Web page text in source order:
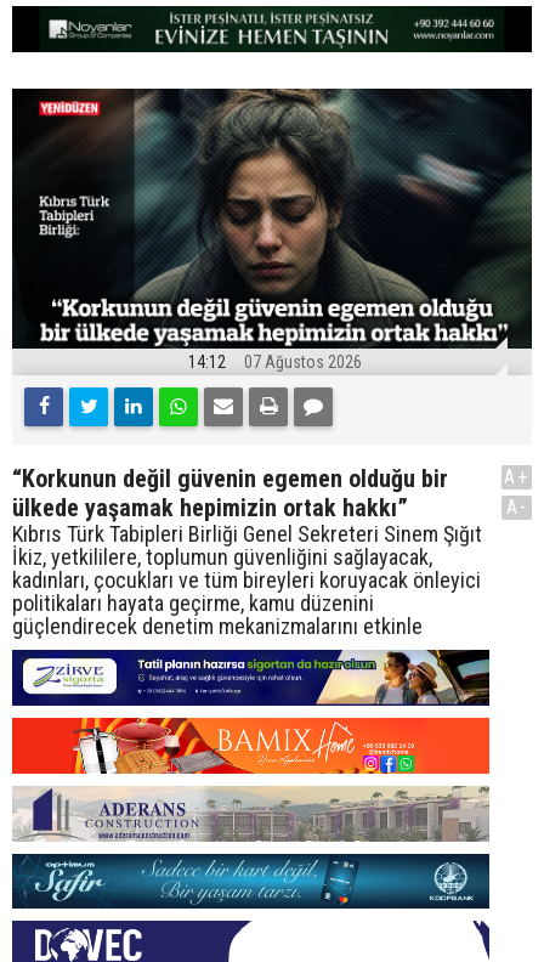
14:12 07 Ağustos 2026
“Korkunun değil güvenin egemen olduğu bir
ülkede yaşamak hepimizin ortak hakkı”
Kıbrıs Türk Tabipleri Birliği Genel Sekreteri Sinem Şığıt
İkiz, yetkililere, toplumun güvenliğini sağlayacak,
kadınları, çocukları ve tüm bireyleri koruyacak önleyici
politikaları hayata geçirme, kamu düzenini
güçlendirecek denetim mekanizmalarını etkinle
A+
A-